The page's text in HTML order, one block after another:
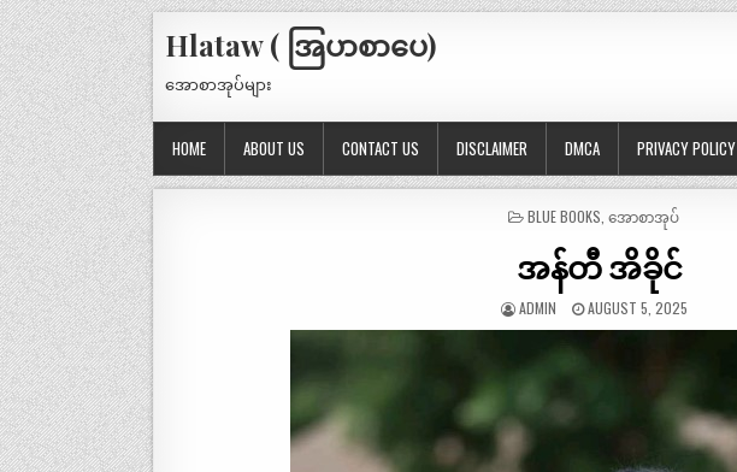
Hlataw ( အြပာစာပေ)
အောစာအုပ်များ
HOME ABOUT US CONTACT US DISCLAIMER DMCA PRIVACY POLICY
POSTED
BLUE BOOKS ,အောစာအုပ်
အန်တီ အိခိုင်
ADMIN AUGUST 5, 2025